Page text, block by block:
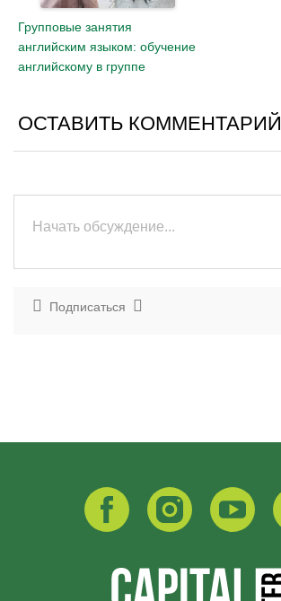
Групповые занятия
английским языком: обучение
английскому в группе
ОСТАВИТЬ КОММЕНТАРИЙ
Подписаться